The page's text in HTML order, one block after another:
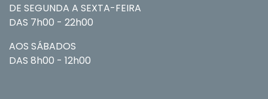
DE SEGUNDA A SEXTA-FEIRA
DAS 7h00 - 22h00
AOS SÁBADOS
DAS 8h00 - 12h00